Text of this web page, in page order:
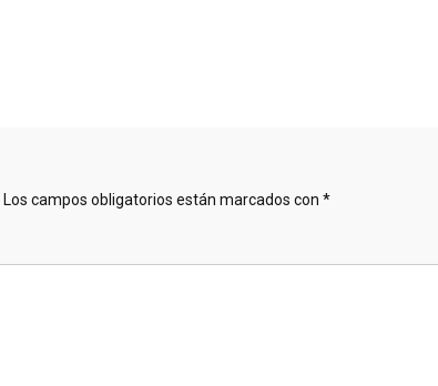
Los campos obligatorios están marcados con *